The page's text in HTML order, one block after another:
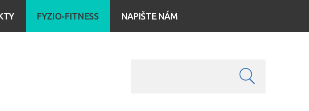
FYZIO-FITNESS NAPIŠTE NÁM